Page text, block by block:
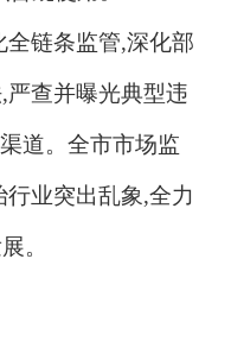
链条监管,深化部
查并曝光典型违
道。 全市市场监
业突出乱象,全力
。